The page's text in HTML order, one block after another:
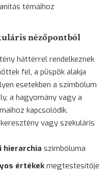
témáihoz
nézőpontból
háttérrel rendelkeznek
fel, a püspök alakja
esetekben a szimbólum
a hagyomány vagy a
kapcsolódik.
vagy szekuláris
hierarchia szimbóluma
értékekmegtestesítője